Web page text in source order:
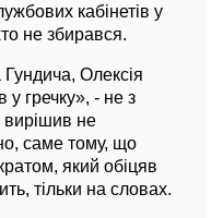
кабінетів у
не збирався.
Олексія
у гречку», - не з
вирішив не
саме тому, що
який обіцяв
тільки на словах.